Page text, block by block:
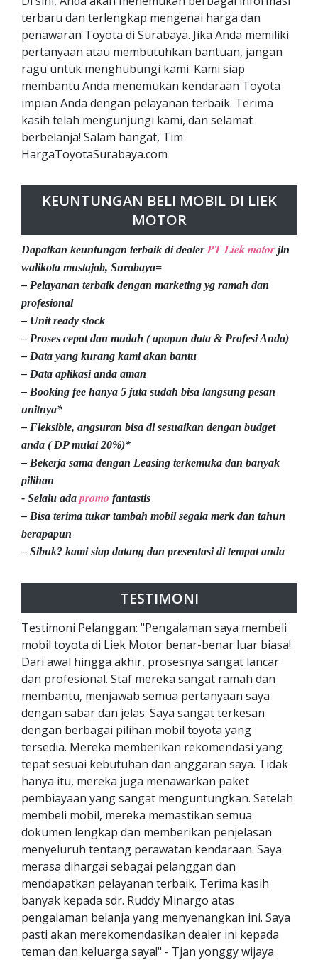
terbaru dan terlengkap mengenai harga dan
penawaran Toyota di Surabaya. Jika Anda memiliki
pertanyaan atau membutuhkan bantuan, jangan
ragu untuk menghubungi kami. Kami siap
membantu Anda menemukan kendaraan Toyota
impian Anda dengan pelayanan terbaik. Terima
kasih telah mengunjungi kami, dan selamat
berbelanja! Salam hangat, Tim
HargaToyotaSurabaya.com
KEUNTUNGAN BELI MOBIL DI LIEK
MOTOR
Dapatkan keuntungan terbaik di dealerPT Liek motor jln
walikota mustajab, Surabaya=
– Pelayanan terbaik dengan marketing yg ramah dan
profesional
– Unit ready stock
– Proses cepat dan mudah ( apapun data & Profesi Anda)
– Data yang kurang kami akan bantu
– Data aplikasi anda aman
– Booking fee hanya 5 juta sudah bisa langsung pesan
unitnya*
– Fleksible, angsuran bisa di sesuaikan dengan budget
anda ( DP mulai 20%)*
– Bekerja sama dengan Leasing terkemuka dan banyak
pilihan
- Selalu ada promo fantastis
– Bisa terima tukar tambah mobil segala merk dan tahun
berapapun
– Sibuk? kami siap datang dan presentasi di tempat anda
TESTIMONI
Testimoni Pelanggan: "Pengalaman saya membeli
mobil toyota di Liek Motor benar-benar luar biasa!
Dari awal hingga akhir, prosesnya sangat lancar
dan profesional. Staf mereka sangat ramah dan
membantu, menjawab semua pertanyaan saya
dengan sabar dan jelas. Saya sangat terkesan
dengan berbagai pilihan mobil toyota yang
tersedia. Mereka memberikan rekomendasi yang
tepat sesuai kebutuhan dan anggaran saya. Tidak
hanya itu, mereka juga menawarkan paket
pembiayaan yang sangat menguntungkan. Setelah
membeli mobil, mereka memastikan semua
dokumen lengkap dan memberikan penjelasan
menyeluruh tentang perawatan kendaraan. Saya
merasa dihargai sebagai pelanggan dan
mendapatkan pelayanan terbaik. Terima kasih
banyak kepada sdr. Ruddy Minargo atas
pengalaman belanja yang menyenangkan ini. Saya
pasti akan merekomendasikan dealer ini kepada
teman dan keluarga saya!" - Tjan yonggy wijaya